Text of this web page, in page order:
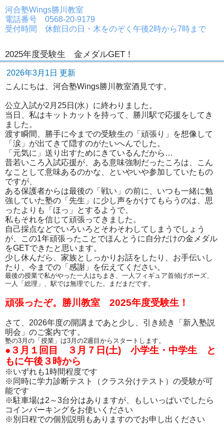
河合塾Wings勝川教室
電話番号 0568-20-9179
受付時間 休館日の日・木をのぞく午後2時から7時まで
2025年度受験生 金メダルGET！
2026年3月1日 更新
こんにちは、河合塾Wings勝川教室酒見です。
公立入試が2月25日(水）に終わりました。
当日、私はキットカットを持って、勝川駅で応援をしてき
ました。
渡す瞬間、勝手に今までの受験生の「頑張り」を想像して
「涙」が出てきて隠すのがたいへんでした。
「元気に」送り出すためにきているんだから…
昔若いころ入試応援が、ある意味強制だったころは、こん
なことして意味あるのかな、といやいや参加していたもの
ですが、
ある保護者からは最後の「戦い」の前に、いつも一緒に勉
強していた塾の「先生」に少し声をかけてもらうのは、思
ったよりも「ほっ」とするようで、
私もそれを信じて頑張ってきました。
自己採点などでいろいろとそわそわしてしまうでしょう
が、この1年頑張ったことでほんとうに自分だけの金メダル
をGETできたと思います。
少し休んだら、家族としっかりお話をしたり、お手伝いし
たり、今までの「感謝」を伝えてください。
最後の授業で私がやった一人はちまき、一人フィギュア首傾げポーズ、
一人「総理」、駅では無理でした。まだまだです。
頑張ったぞ。勝川教室 2025年度受験生！
さて、2026年度の開講まであと少し、引き続き「新入塾説
明会」のご案内です。
塾の3月の「授業」は3月の2週目からスタートします。
●３月１回目 ３月７日(土) 小学生・中学生 と
もに午後３時から
※いずれも1時間程度です
※同時に学力診断テスト（クラス分けテスト）の受験が可
能です
※駐車場は2～3台分はありますが、もしいっぱいでしたら
コインパーキングをお使いください
※別日程での個別説明もありますのでお申し出ください